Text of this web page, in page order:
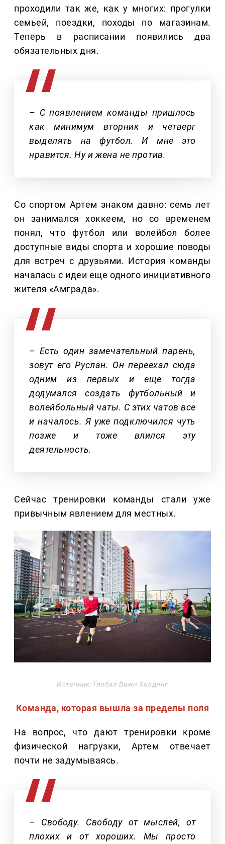
проходили так же, как у многих: прогулки
семьей, поездки, походы по магазинам.
Теперь в расписании появились два
обязательных дня.
– С появлением команды пришлось
как минимум вторник и четверг
выделять на футбол. И мне это
нравится. Ну и жена не против.
Со спортом Артем знаком давно: семь лет
он занимался хоккеем, но со временем
понял, что футбол или волейбол более
доступные виды спорта и хорошие поводы
для встреч с друзьями. История команды
началась с идеи еще одного инициативного
жителя «Амграда».
– Есть один замечательный парень,
зовут его Руслан. Он переехал сюда
одним из первых и еще тогда
додумался создать футбольный и
волейбольный чаты. С этих чатов все
и началось. Я уже подключился чуть
позже и тоже влился эту
деятельность.
Сейчас тренировки команды стали уже
привычным явлением для местных.
Источник: Глобал Вижн Холдинг
Команда, которая вышла за пределы поля
На вопрос, что дают тренировки кроме
физической нагрузки, Артем отвечает
почти не задумываясь.
– Свободу. Свободу от мыслей, от
плохих и от хороших. Мы просто